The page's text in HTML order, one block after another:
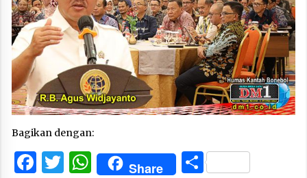
Bagikan dengan:
Facebook
Twitter
WhatsApp
Share Share